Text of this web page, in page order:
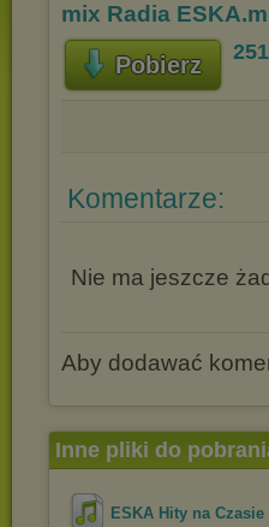
mix Radia
Pobierz
Komentarze:
Nie ma jeszcze
Aby dodawać
Inne pliki do
ESKA Hity na